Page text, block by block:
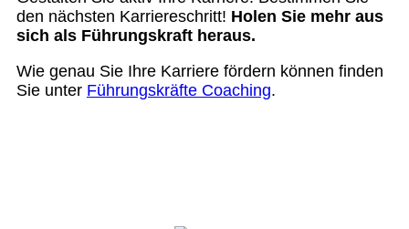
den nächsten Karriereschritt! Holen Sie mehr aus
sich als Führungskraft heraus.
Wie genau Sie Ihre Karriere fördern können finden
Sie unter Führungskräfte Coaching.